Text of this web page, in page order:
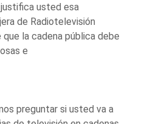
usted esa
de Radiotelevisión
que la cadena pública debe
e
preguntar si usted va a